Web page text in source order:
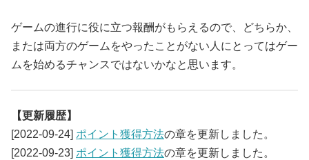
ゲームの進行に役に立つ報酬がもらえるので、どちらか、
または両方のゲームをやったことがない人にとってはゲー
ムを始めるチャンスではないかなと思います。
【更新履歴】
[2022-09-24] ポイント獲得方法の章を更新しました。
[2022-09-23] ポイント獲得方法の章を更新しました。